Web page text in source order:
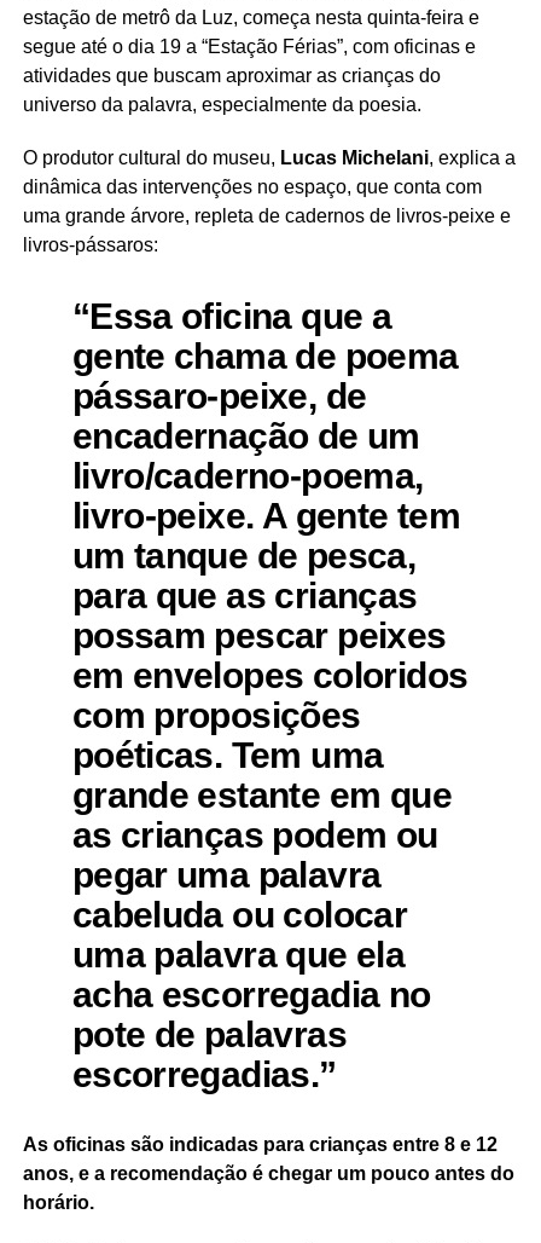
estação de metrô da Luz, começa nesta quinta-feira e
segue até o dia 19 a “Estação Férias”, com oficinas e
atividades que buscam aproximar as crianças do
universo da palavra, especialmente da poesia.
O produtor cultural do museu, Lucas Michelani, explica a
dinâmica das intervenções no espaço, que conta com
uma grande árvore, repleta de cadernos de livros-peixe e
livros-pássaros:
“Essa oficina que a
gente chama de poema
pássaro-peixe, de
encadernação de um
livro/caderno-poema,
livro-peixe. A gente tem
um tanque de pesca,
para que as crianças
possam pescar peixes
em envelopes coloridos
com proposições
poéticas. Tem uma
grande estante em que
as crianças podem ou
pegar uma palavra
cabeluda ou colocar
uma palavra que ela
acha escorregadia no
pote de palavras
escorregadias.”
As oficinas são indicadas para crianças entre 8 e 12
anos, e a recomendação é chegar um pouco antes do
horário.